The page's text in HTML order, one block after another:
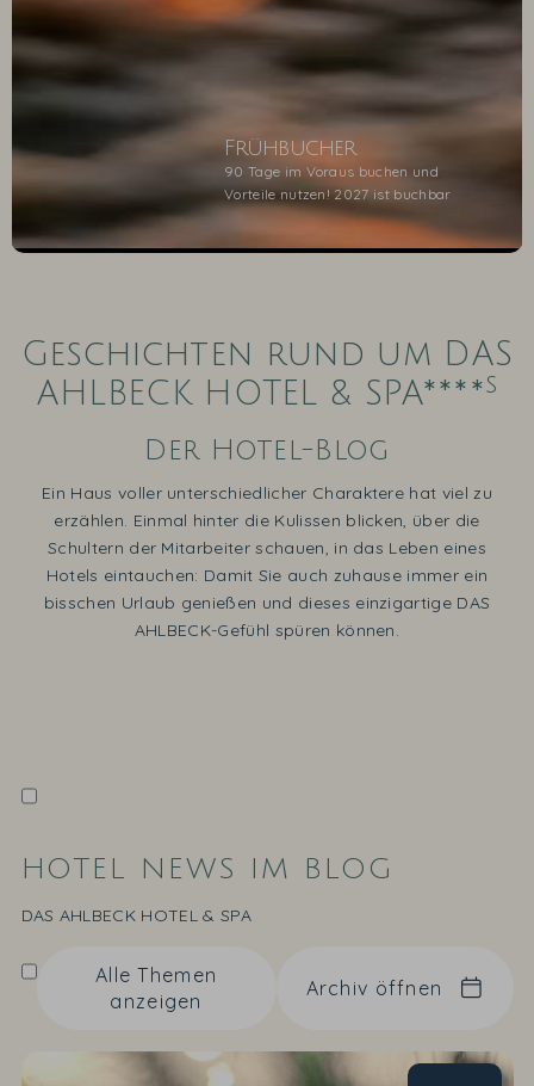
Frühbucher
90 Tage im Voraus buchen und
Vorteile nutzen! 2027 ist buchbar
Geschichten rund um DAS
AHLBECK HOTEL & SPA****s
Der Hotel-Blog
Ein Haus voller unterschiedlicher Charaktere hat viel zu
erzählen. Einmal hinter die Kulissen blicken, über die
Schultern der Mitarbeiter schauen, in das Leben eines
Hotels eintauchen: Damit Sie auch zuhause immer ein
bisschen Urlaub genießen und dieses einzigartige DAS
AHLBECK-Gefühl spüren können.
HOTEL NEWS IM BLOG
DAS AHLBECK HOTEL & SPA
Alle Themen
anzeigen
Archiv öffnen